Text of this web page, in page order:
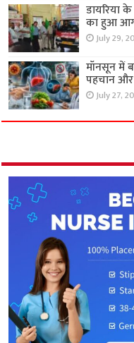
डायरिया
का हुआ
July 29,
मॉनसून में
पहचान
July 27,